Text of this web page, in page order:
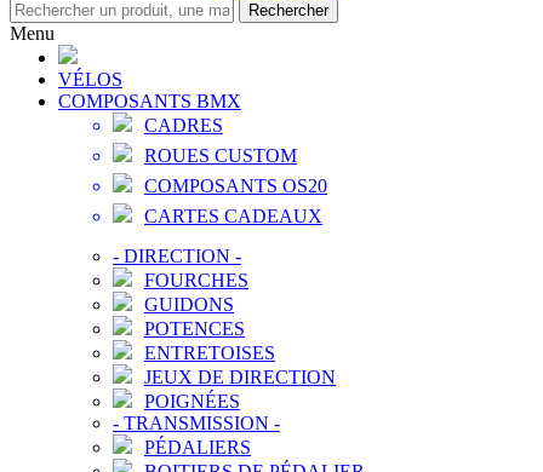
Rechercher
Menu
VÉLOS
COMPOSANTS BMX
CADRES
ROUES CUSTOM
COMPOSANTS OS20
CARTES CADEAUX
- DIRECTION -
FOURCHES
GUIDONS
POTENCES
ENTRETOISES
JEUX DE DIRECTION
POIGNÉES
- TRANSMISSION -
PÉDALIERS